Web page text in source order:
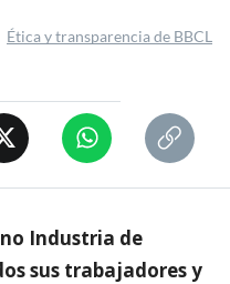
Ética y transparencia de BBCL
Industria de
sus trabajadores y